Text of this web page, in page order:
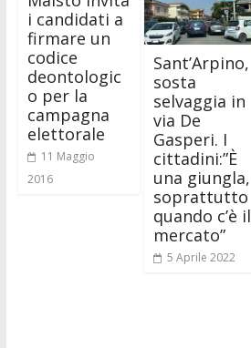
i candidati a
firmare un
codice
deontologic
o per la
campagna
elettorale
11 Maggio
2016
Sant’Arpino,
sosta
selvaggia in
via De
Gasperi. I
cittadini:”È
una giungla,
soprattutto
quando c’è il
mercato”
5 Aprile 2022